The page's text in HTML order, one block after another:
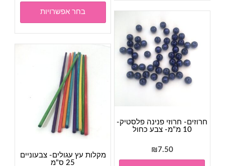
בחר אפשרויות
חרוזים- חרוזי פנינה פלסטיק-
10 מ"מ- צבע כחול
₪7.50
מקלות עץ עגולים- צבעוניים
25 ס"מ